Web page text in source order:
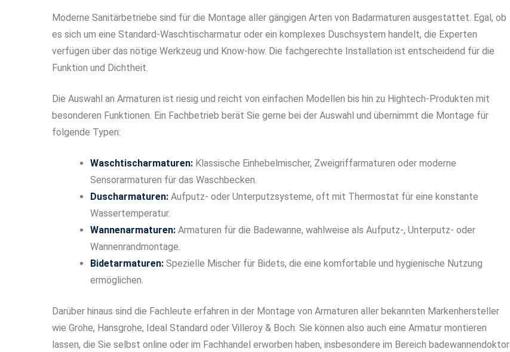
Moderne Sanitärbetriebe sind für die Montage aller gängigen Arten von Badarmaturen ausgestattet. Egal, ob
es sich um eine Standard-Waschtischarmatur oder ein komplexes Duschsystem handelt, die Experten
verfügen über das nötige Werkzeug und Know-how. Die fachgerechte Installation ist entscheidend für die
Funktion und Dichtheit.
Die Auswahl an Armaturen ist riesig und reicht von einfachen Modellen bis hin zu Hightech-Produkten mit
besonderen Funktionen. Ein Fachbetrieb berät Sie gerne bei der Auswahl und übernimmt die Montage für
folgende Typen:
Waschtischarmaturen: Klassische Einhebelmischer, Zweigriffarmaturen oder moderne
Sensorarmaturen für das Waschbecken.
Duscharmaturen: Aufputz- oder Unterputzsysteme, oft mit Thermostat für eine konstante
Wassertemperatur.
Wannenarmaturen: Armaturen für die Badewanne, wahlweise als Aufputz-, Unterputz- oder
Wannenrandmontage.
Bidetarmaturen: Spezielle Mischer für Bidets, die eine komfortable und hygienische Nutzung
ermöglichen.
Darüber hinaus sind die Fachleute erfahren in der Montage von Armaturen aller bekannten Markenhersteller
wie Grohe, Hansgrohe, Ideal Standard oder Villeroy & Boch. Sie können also auch eine Armatur montieren
lassen, die Sie selbst online oder im Fachhandel erworben haben, insbesondere im Bereich badewannendoktor